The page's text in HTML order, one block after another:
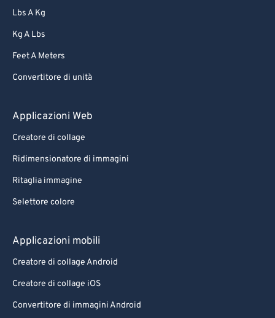
Lbs A Kg
Kg A Lbs
Feet A Meters
Convertitore di unità
Applicazioni Web
Creatore di collage
Ridimensionatore di immagini
Ritaglia immagine
Selettore colore
Applicazioni mobili
Creatore di collage Android
Creatore di collage iOS
Convertitore di immagini Android